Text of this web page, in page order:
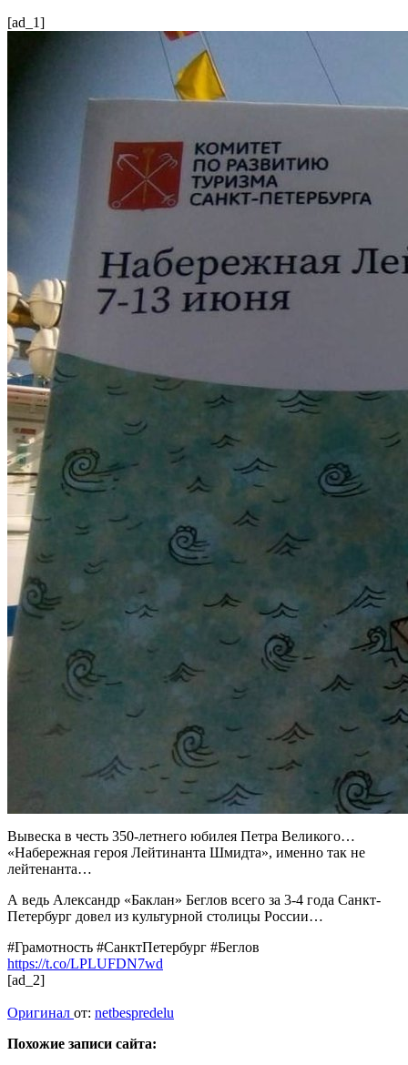
[ad_1]
Вывеска в честь 350-летнего юбилея Петра Великого…
«Набережная героя Лейтинанта Шмидта», именно так не
лейтенанта…
А ведь Александр «Баклан» Беглов всего за 3-4 года Санкт-
Петербург довел из культурной столицы России…⁠⁠
#Грамотность #СанктПетербург #Беглов
https://t.co/LPLUFDN7wd
[ad_2]
Оригинал от: netbespredelu
Похожие записи сайта: